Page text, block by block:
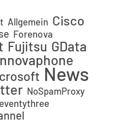
Allgemein Cisco
Forenova
Fujitsu GData
News
NoSpamProxy